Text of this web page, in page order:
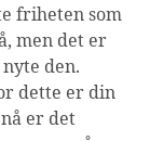
friheten som
men det er
den.
dette er din
er det